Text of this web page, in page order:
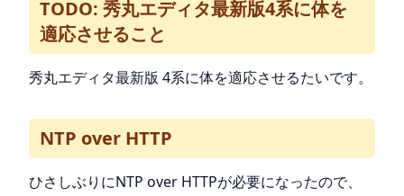
TODO: 秀丸エディタ最新版4系に体を
適応させること
秀丸エディタ最新版 4系に体を適応させるたいです。
NTP over HTTP
ひさしぶりにNTP over HTTPが必要になったので、